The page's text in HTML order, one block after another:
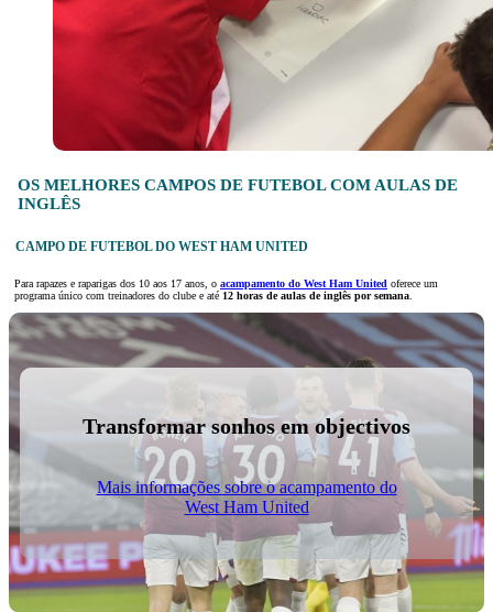
OS MELHORES CAMPOS DE FUTEBOL COM AULAS DE
INGLÊS
CAMPO DE FUTEBOL DO WEST HAM UNITED
Para rapazes e raparigas dos 10 aos 17 anos, o acampamento do West Ham United oferece um
programa único com treinadores do clube e até 12 horas de aulas de inglês por semana.
Transformar sonhos em objectivos
Mais informações sobre o acampamento do
West Ham United